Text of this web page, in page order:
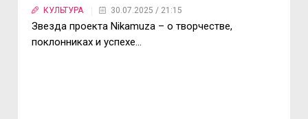
КУЛЬТУРА 30.07.2025 / 21:15
Звезда проекта Nikamuza – о творчестве,
поклонниках и успехе...